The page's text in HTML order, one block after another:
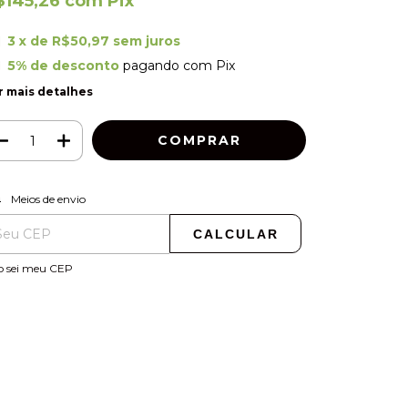
3 x de R$50,97 sem juros
5% de descontopagando com Pix
mais detalhes
para o CEP:
Meios de envio
CALCULAR
sei meu CEP